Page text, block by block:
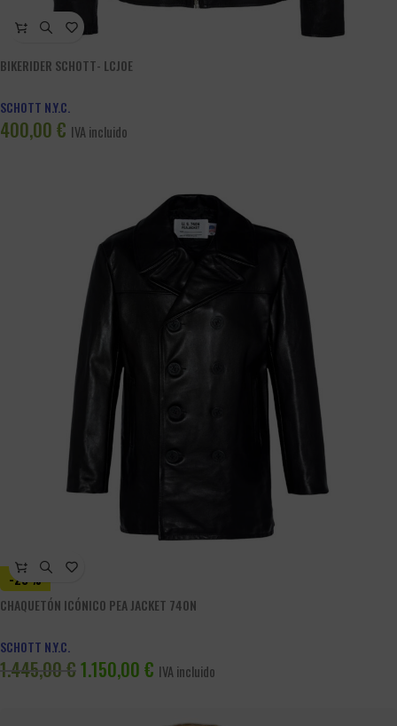
BIKERIDER SCHOTT- LCJOE
SCHOTT N.Y.C.
400,00 € IVA incluido
-20%
CHAQUETÓN ICÓNICO PEA JACKET 740N
SCHOTT N.Y.C.
1.445,00 € 1.150,00 € IVA incluido